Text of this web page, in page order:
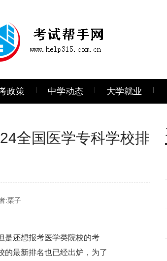
政策 中学动态 大学就业
全国医学专科学校排
:栗子
是还想报考医学类院校的考
的最新排名也已经出炉，为了